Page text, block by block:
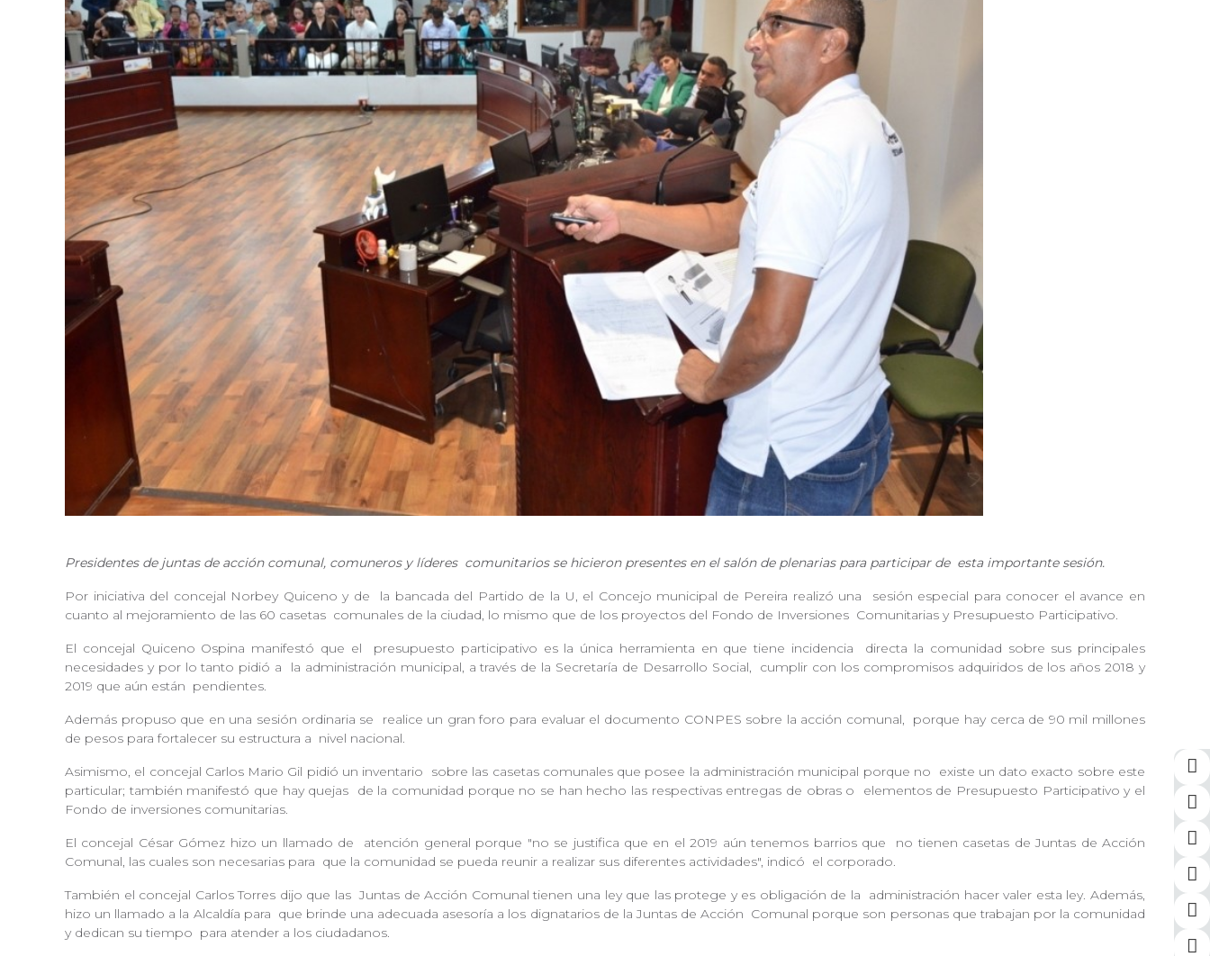
Presidentes de juntas de acción comunal, comuneros y líderes comunitarios se hicieron presentes en el salón de plenarias para participar de esta importante sesión.
Por iniciativa del concejal Norbey Quiceno y de la bancada del Partido de la U, el Concejo municipal de Pereira realizó una
sesión especial para conocer el avance en
cuanto al mejoramiento de las 60 casetas comunales de la ciudad, lo mismo que de los proyectos del Fondo de Inversiones Comunitarias y Presupuesto Participativo.
El concejal Quiceno Ospina manifestó que el presupuesto participativo es la única herramienta en que tiene incidencia
directa la comunidad sobre sus principales
necesidades y por lo tanto pidió a
la administración municipal, a través de la Secretaría de Desarrollo Social,
cumplir con los compromisos adquiridos de los años 2018 y
2019 que aún están pendientes.
Además propuso que en una sesión ordinaria se realice un gran foro para evaluar el documento CONPES sobre la acción comunal,
porque hay cerca de 90 mil millones
de pesos para fortalecer su estructura a nivel nacional.
Asimismo, el concejal Carlos Mario Gil pidió un inventario sobre las casetas comunales que posee la administración municipal porque no
existe un dato exacto sobre este
particular; también manifestó que hay quejas
de la comunidad porque no se han hecho las respectivas entregas de obras o
elementos de Presupuesto Participativo y el
Fondo de inversiones comunitarias.
El concejal César Gómez hizo un llamado de atención general porque "no se justifica que en el 2019 aún tenemos barrios que
no tienen casetas de Juntas de Acción
Comunal, las cuales son necesarias para que la comunidad se pueda reunir a realizar sus diferentes actividades", indicó el corporado.
También el concejal Carlos Torres dijo que las Juntas de Acción Comunal tienen una ley que las protege y es obligación de la
administración hacer valer esta ley. Además,
hizo un llamado a la Alcaldía para que brinde una adecuada asesoría a los dignatarios de la Juntas de Acción Comunal porque son personas que trabajan por la comunidad
y dedican su tiempo para atender a los ciudadanos.